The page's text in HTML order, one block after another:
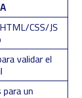
CSS/JS
validar el
un